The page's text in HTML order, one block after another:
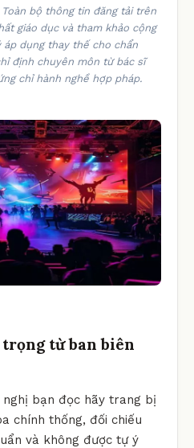
bộ thông tin đăng tải trên
giáo dục và tham khảo cộng
dụng thay thế cho chẩn
định chuyên môn từ bác sĩ
chỉ hành nghề hợp pháp.
từ ban biên
bạn đọc hãy trang bị
chính thống, đối chiếu
và không được tự ý